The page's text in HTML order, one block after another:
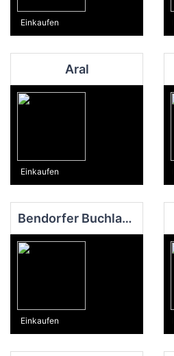
Einkaufen
Aral
Einkaufen
Bendorfer Buchladen
Einkaufen